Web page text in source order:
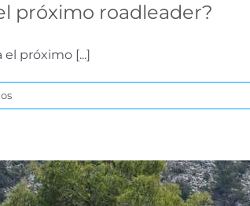
próximo roadleader?
próximo [...]